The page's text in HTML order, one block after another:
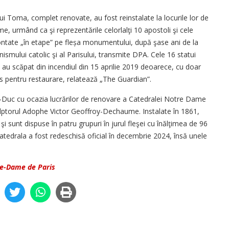
Toma, complet renovate, au fost reinstalate la locurile lor de
urmând ca şi reprezentările celorlalţi 10 apostoli şi cele
„în etape” pe fleșa monumentului, după şase ani de la
catolic şi al Parisului, transmite DPA. Cele 16 statui
scăpat din incendiul din 15 aprilie 2019 deoarece, cu doar
restaurare, relatează „The Guardian”.
cu ocazia lucrărilor de renovare a Catedralei Notre Dame
Adophe Victor Geoffroy-Dechaume. Instalate în 1861,
sunt dispuse în patru grupuri în jurul fleşei cu înălţimea de 96
a fost redeschisă oficial în decembrie 2024, însă unele
Dame de Paris